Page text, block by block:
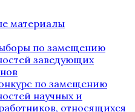
материалы
по замещению
заведующих
по замещению
научных и
относящихся